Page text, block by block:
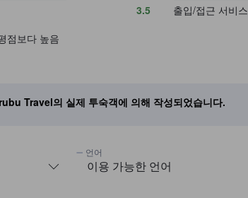
3.5 출입/접근 서비스
점보다 높음
Travel의 실제 투숙객에 의해 작성되었습니다.